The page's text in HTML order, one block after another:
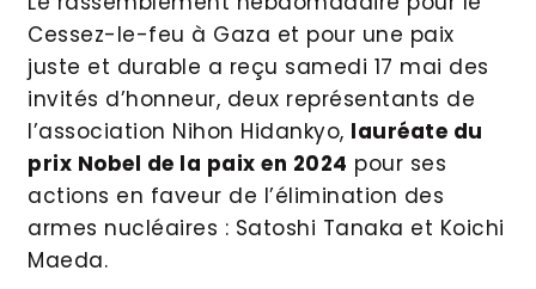
Cessez-le-feu à Gaza et pour une paix
juste et durable a reçu samedi 17 mai des
invités d’honneur, deux représentants de
l’association Nihon Hidankyo, lauréate du
prix Nobel de la paix en 2024 pour ses
actions en faveur de l’élimination des
armes nucléaires : Satoshi Tanaka et Koichi
Maeda.